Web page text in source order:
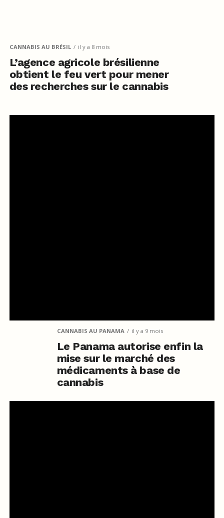
CANNABIS AU BRÉSIL il y a 8 mois
L’agence agricole brésilienne
obtient le feu vert pour mener
des recherches sur le cannabis
CANNABIS AU PANAMA il y a 9 mois
Le Panama autorise enfin la
mise sur le marché des
médicaments à base de
cannabis